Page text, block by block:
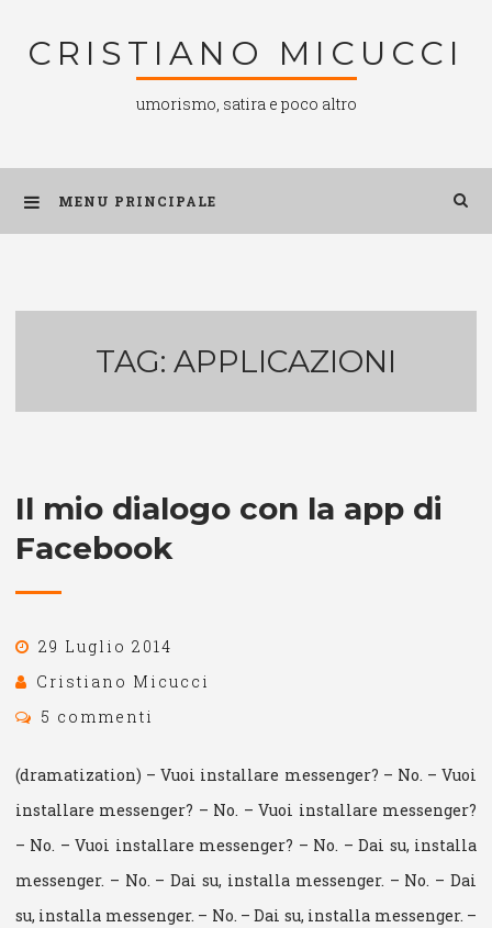
CRISTIANO MICUCCI
umorismo, satira e poco altro
MENU PRINCIPALE
TAG: APPLICAZIONI
Il mio dialogo con la app di
Facebook
29 Luglio 2014
Cristiano Micucci
5 commenti
(dramatization) – Vuoi installare messenger? – No. – Vuoi
installare messenger? – No. – Vuoi installare messenger?
– No. – Vuoi installare messenger? – No. – Dai su, installa
messenger. – No. – Dai su, installa messenger. – No. – Dai
su, installa messenger. – No. – Dai su, installa messenger. –